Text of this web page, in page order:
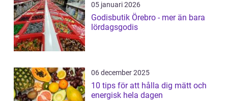
05 januari 2026
Godisbutik Örebro - mer än bara
lördagsgodis
06 december 2025
10 tips för att hålla dig mätt och
energisk hela dagen